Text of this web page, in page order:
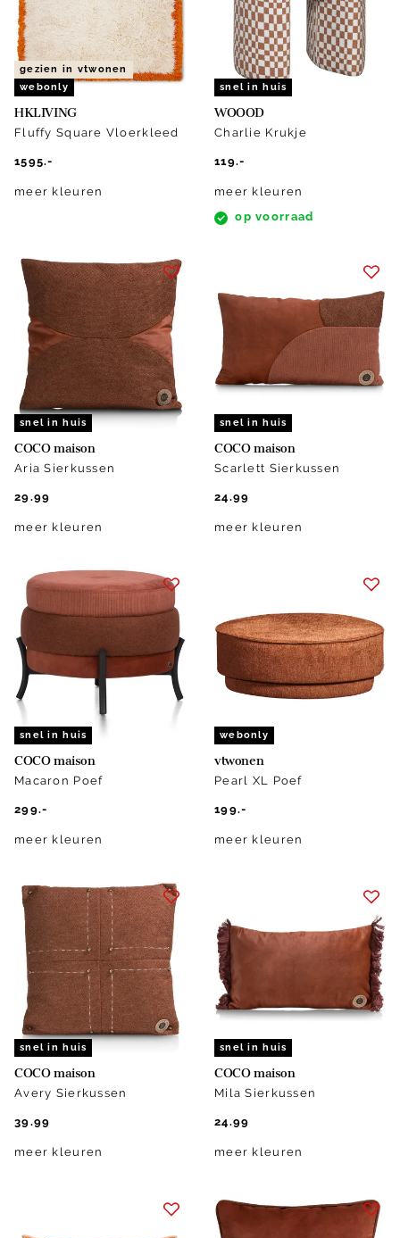
gezien in vtwonen
webonly
HKLIVING
Fluffy Square Vloerkleed
1595.-
meer kleuren
snel in huis
WOOOD
Charlie Krukje
119.-
meer kleuren
op voorraad
snel in huis
COCO maison
Aria Sierkussen
29.99
meer kleuren
snel in huis
COCO maison
Scarlett Sierkussen
24.99
meer kleuren
snel in huis
COCO maison
Macaron Poef
299.-
meer kleuren
webonly
vtwonen
Pearl XL Poef
199.-
meer kleuren
snel in huis
COCO maison
Avery Sierkussen
39.99
meer kleuren
snel in huis
COCO maison
Mila Sierkussen
24.99
meer kleuren